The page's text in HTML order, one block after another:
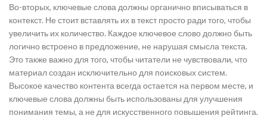
Во-вторых, ключевые слова должны органично вписываться в
контекст. Не стоит вставлять их в текст просто ради того, чтобы
увеличить их количество. Каждое ключевое слово должно быть
логично встроено в предложение, не нарушая смысла текста.
Это также важно для того, чтобы читатели не чувствовали, что
материал создан исключительно для поисковых систем.
Высокое качество контента всегда остается на первом месте, и
ключевые слова должны быть использованы для улучшения
понимания темы, а не для искусственного повышения рейтинга.